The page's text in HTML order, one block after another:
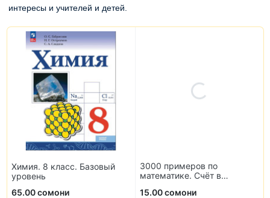
интересы и учителей и детей.
Химия. 8 класс. Базовый
уровень
65.00 сомони
3000 примеров по
математике. Счёт в
15.00 сомони